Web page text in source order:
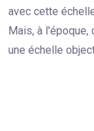
avec cette
Mais, à
une échelle